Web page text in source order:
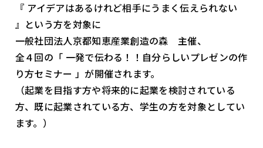
『 アイデアはあるけれど相手にうまく伝えられない
』という方を対象に
一般社団法人京都知恵産業創造の森 主催、
全４回の「 一発で伝わる！！自分らしいプレゼンの作
り方セミナー 」が開催されます。
（起業を目指す方や将来的に起業を検討されている
方、既に起業されている方、学生の方を対象としてい
ます。）